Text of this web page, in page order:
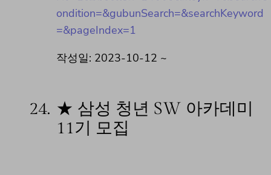
ondition=&gubunSearch=&searchKeyword
=&pageIndex=1
작성일: 2023-10-12 ~
24. ★ 삼성 청년 SW 아카데미
11기 모집